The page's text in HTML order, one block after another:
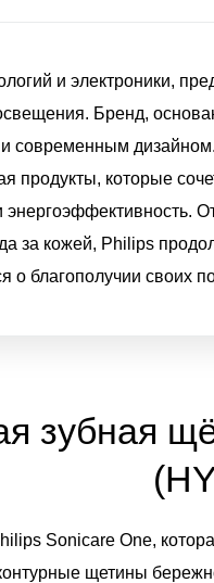
и электроники,
Бренд,
современным
продукты, которые
энергоэффективность.
за кожей, Philips
благополучии своих
зубная
Sonicare One,
щетины